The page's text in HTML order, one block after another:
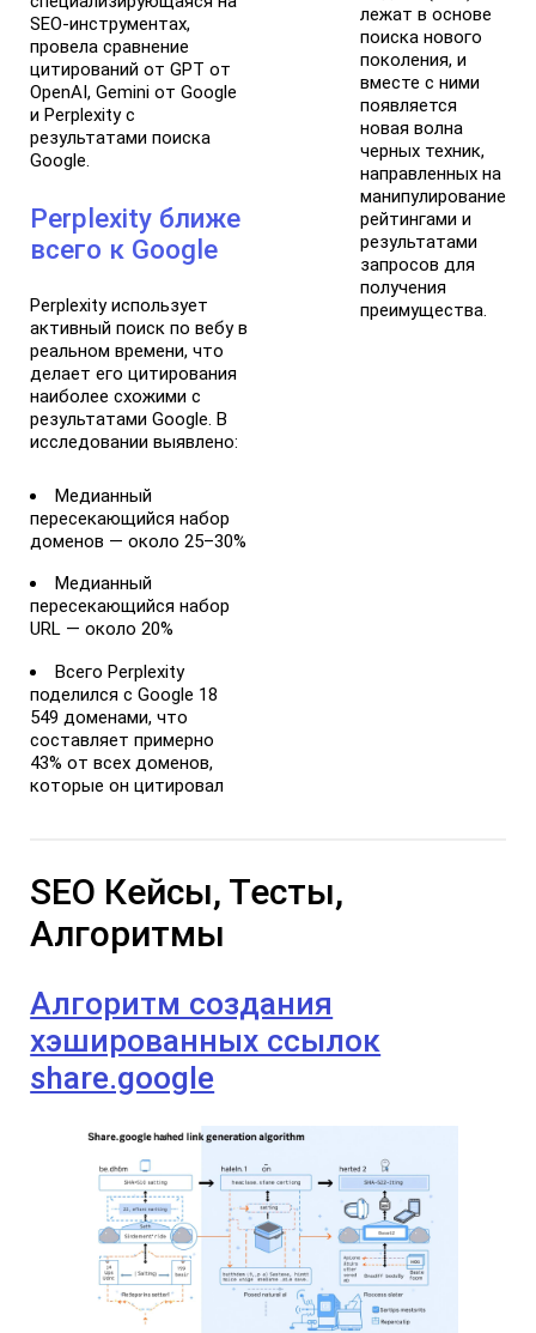
SEO-инструментах,
провела сравнение
цитирований от GPT от
OpenAI, Gemini от Google
и Perplexity с
результатами поиска
Google.
Perplexity ближе
всего к Google
Perplexity использует
активный поиск по вебу в
реальном времени, что
делает его цитирования
наиболее схожими с
результатами Google. В
исследовании выявлено:
Медианный
пересекающийся набор
доменов — около 25–30%
Медианный
пересекающийся набор
URL — около 20%
Всего Perplexity
поделился с Google 18
549 доменами, что
составляет примерно
43% от всех доменов,
которые он цитировал
лежат в основе
поиска нового
поколения, и
вместе с ними
появляется
новая волна
черных техник,
направленных на
манипулирование
рейтингами и
результатами
запросов для
получения
преимущества.
SEO Кейсы, Тесты,
Алгоритмы
Алгоритм создания
хэшированных ссылок
share.google